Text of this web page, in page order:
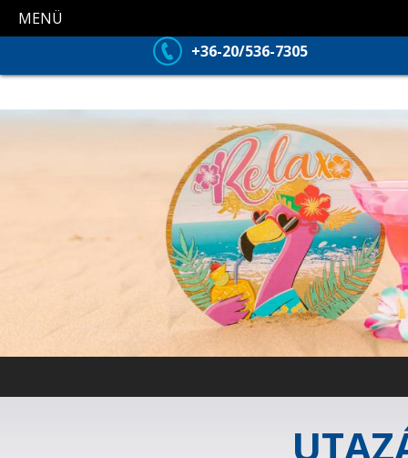
MENÜ
+36-20/536-7305